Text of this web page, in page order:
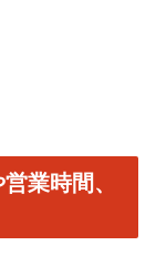
業時間、